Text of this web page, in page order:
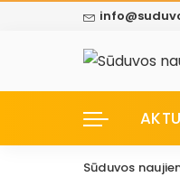
Sūduvos